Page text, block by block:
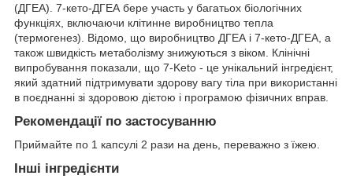
(ДГЕА). 7-кето-ДГЕА бере участь у багатьох біологічних
функціях, включаючи клітинне виробництво тепла
(термогенез). Відомо, що виробництво ДГЕА і 7-кето-ДГЕА, а
також швидкість метаболізму знижуються з віком. Клінічні
випробування показали, що 7-Keto - це унікальний інгредієнт,
який здатний підтримувати здорову вагу тіла при використанні
в поєднанні зі здоровою дієтою і програмою фізичних вправ.
Рекомендації по застосуванню
Приймайте по 1 капсулі 2 рази на день, переважно з їжею.
Інші інгредієнти